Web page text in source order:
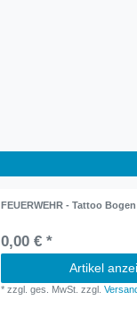
FEUERWEHR - Tattoo Bogen
0,00 € *
Artikel
*zzgl. ges. MwSt. zzgl.